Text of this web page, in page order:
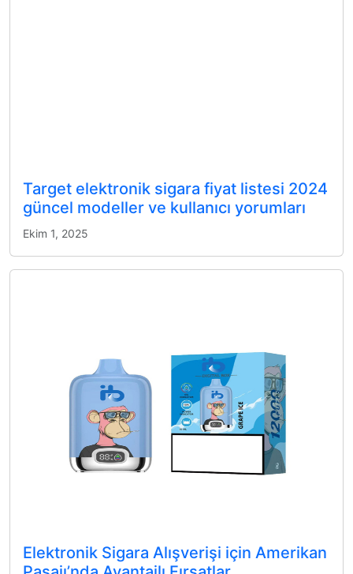
Target elektronik sigara fiyat listesi 2024
güncel modeller ve kullanıcı yorumları
Ekim 1, 2025
Elektronik Sigara Alışverişi için Amerikan